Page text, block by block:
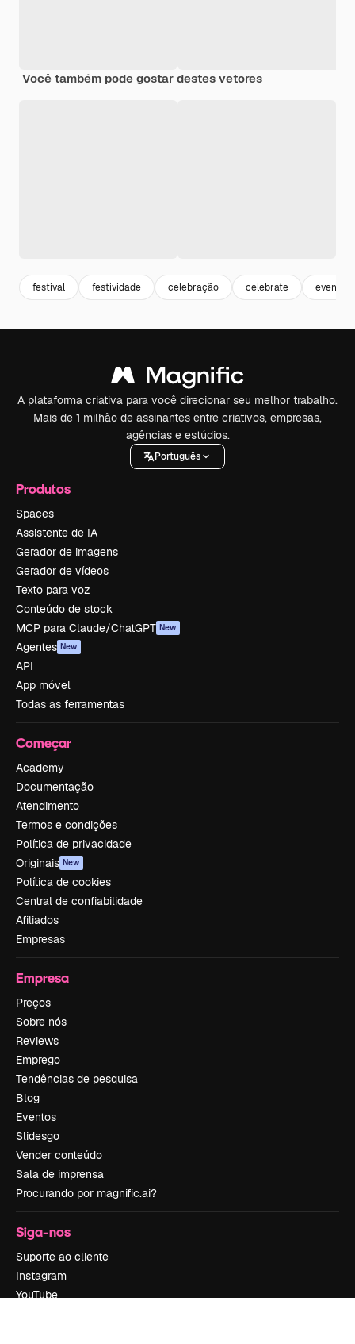
Você também pode gostar destes vetores
festival festividade celebração celebrate evento
A plataforma criativa para você direcionar seu melhor trabalho.
Mais de 1 milhão de assinantes entre criativos, empresas,
agências e estúdios.
Português
Produtos
Spaces
Assistente de IA
Gerador de imagens
Gerador de vídeos
Texto para voz
Conteúdo de stock
MCP para Claude/ChatGPT New
Agentes New
API
App móvel
Todas as ferramentas
Começar
Academy
Documentação
Atendimento
Termos e condições
Política de privacidade
Originais New
Política de cookies
Central de confiabilidade
Afiliados
Empresas
Empresa
Preços
Sobre nós
Reviews
Emprego
Tendências de pesquisa
Blog
Eventos
Slidesgo
Vender conteúdo
Sala de imprensa
Procurando por magnific.ai?
Siga-nos
Suporte ao cliente
Instagram
YouTube